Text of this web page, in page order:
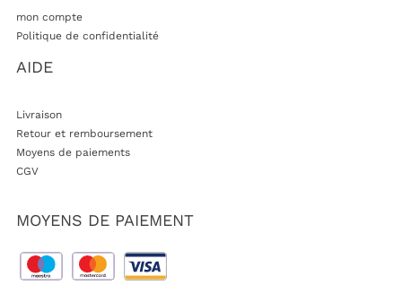
mon compte
Politique de confidentialité
AIDE
Livraison
Retour et remboursement
Moyens de paiements
CGV
MOYENS DE PAIEMENT